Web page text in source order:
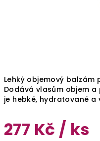
Lehký objemový
Dodává vlasům objem
je hebké, hydratované a
277 Kč / ks